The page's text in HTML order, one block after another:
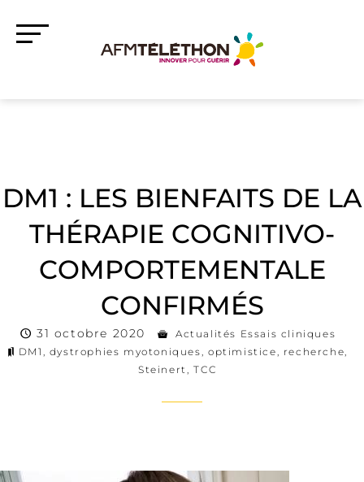
DM1 : LES BIENFAITS DE LA
THÉRAPIE COGNITIVO-
COMPORTEMENTALE
CONFIRMÉS
31 octobre 2020
Actualités Essais cliniques
DM1 , dystrophies myotoniques, optimistice, recherche,
Steinert,TCC